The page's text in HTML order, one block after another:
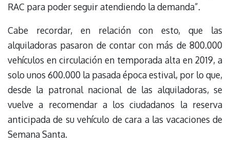
RAC para poder seguir atendiendo la demanda”.
Cabe recordar, en relación con esto, que las
alquiladoras pasaron de contar con más de 800.000
vehículos en circulación en temporada alta en 2019, a
solo unos 600.000 la pasada época estival, por lo que,
desde la patronal nacional de las alquiladoras, se
vuelve a recomendar a los ciudadanos la reserva
anticipada de su vehículo de cara a las vacaciones de
Semana Santa.